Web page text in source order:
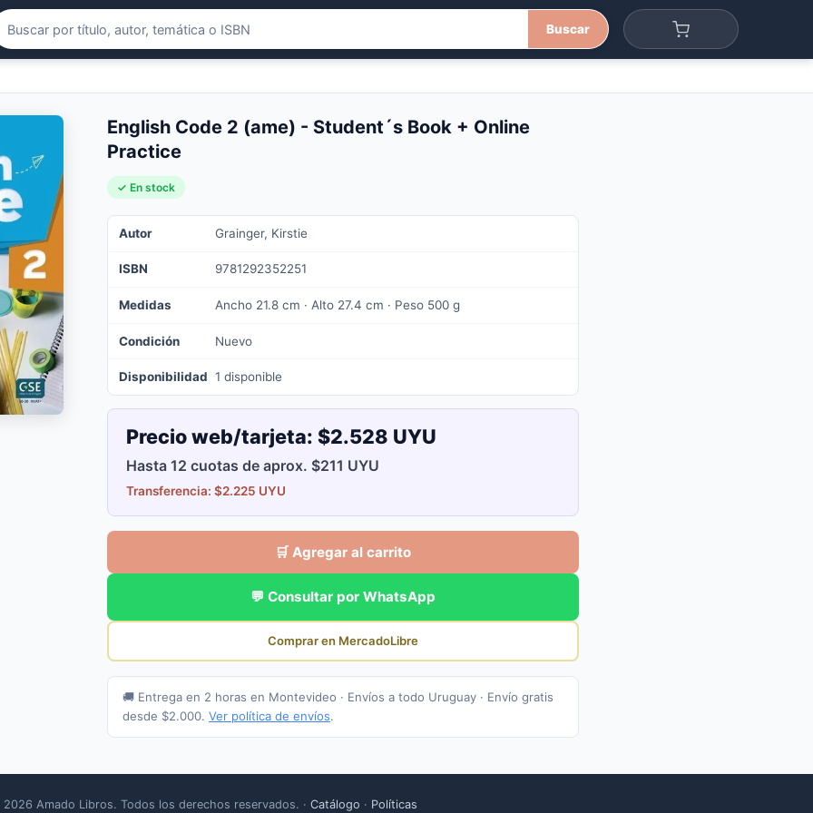
Buscar
English Code 2 (ame) - Student´s Book + Online
Practice
✓ En stock
Autor Grainger, Kirstie
ISBN 9781292352251
Medidas Ancho 21.8 cm · Alto 27.4 cm · Peso 500 g
Condición Nuevo
Disponibilidad 1 disponible
Precio web/tarjeta: $2.528 UYU
Hasta 12 cuotas de aprox. $211 UYU
Transferencia: $2.225 UYU
🛒 Agregar al carrito
💬 Consultar por WhatsApp
Comprar en MercadoLibre
🚚 Entrega en 2 horas en Montevideo · Envíos a todo Uruguay · Envío gratis
desde $2.000. Ver política de envíos.
Amado Libros. Todos los derechos reservados. · Catálogo · Políticas